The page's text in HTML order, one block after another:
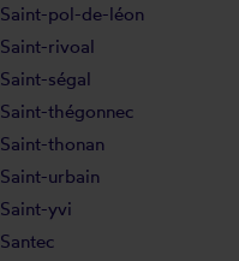
Saint-pol-de-léon
Saint-rivoal
Saint-ségal
Saint-thégonnec
Saint-thonan
Saint-urbain
Saint-yvi
Santec